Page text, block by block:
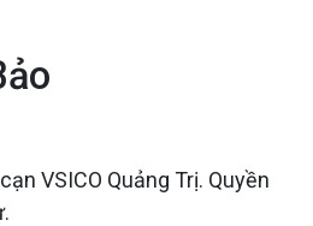
VSICO Quảng Trị. Quyền